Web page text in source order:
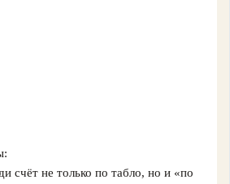
счёт не только по табло, но и «по